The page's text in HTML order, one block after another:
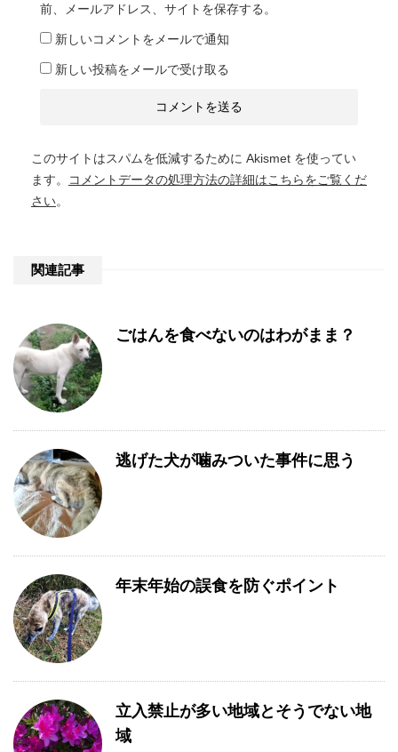
前、メールアドレス、サイトを保存する。
新しいコメントをメールで通知
新しい投稿をメールで受け取る
このサイトはスパムを低減するために Akismet を使ってい
ます。
コメントデータの処理方法の詳細はこちらをご覧くだ
さい。
関連記事
ごはんを食べないのはわがまま？
逃げた犬が噛みついた事件に思う
年末年始の誤食を防ぐポイント
立入禁止が多い地域とそうでない地
域